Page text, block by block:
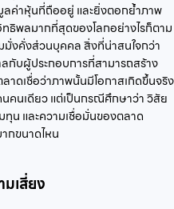
ลค่าหุ้นที่ถืออยู่ และยิ่งตอกย้ำภาพ
ธิพลมากที่สุดของโลกอย่างไรก็ตาม
มั่งคั่งส่วนบุคคล สิ่งที่น่าสนใจกว่า
กับผู้ประกอบการที่สามารถสร้าง
ดเชื่อว่าภาพนั้นมีโอกาสเกิดขึ้นจริง
คนเดียว แต่เป็นกรณีศึกษาว่า วิสัย
ทุน และความเชื่อมั่นของตลาด
กขนาดไหน
เสี่ยง